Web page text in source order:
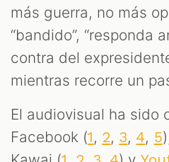
más guerra, no más
“bandido”, “responda
contra del
mientras recorre un
El audiovisual ha sido
Facebook (1, 2, 3, 4, 5